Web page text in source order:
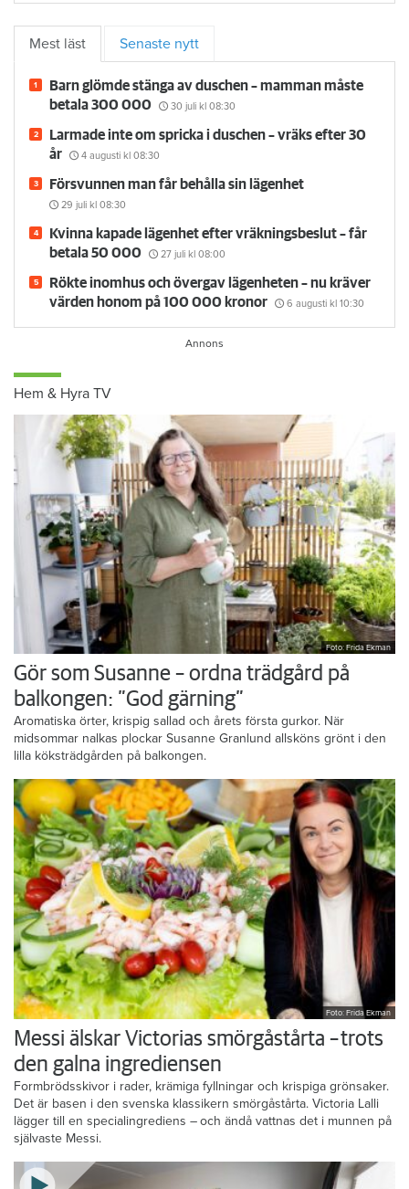
Mest läst Senaste nytt
Barn glömde stänga av duschen – mamman måste
betala 300 000
30 juli kl 08:30
Larmade inte om spricka i duschen – vräks efter 30
år
4 augusti kl 08:30
Försvunnen man får behålla sin lägenhet
29 juli kl 08:30
Kvinna kapade lägenhet efter vräkningsbeslut – får
betala 50 000
27 juli kl 08:00
Rökte inomhus och övergav lägenheten – nu kräver
värden honom på 100 000 kronor
6 augusti kl 10:30
Hem & Hyra TV
Foto: Frida Ekman
Gör som Susanne – ordna trädgård på
balkongen: ”God gärning”
Aromatiska örter, krispig sallad och årets första gurkor. När
midsommar nalkas plockar Susanne Granlund allsköns grönt i den
lilla köksträdgården på balkongen.
Foto: Frida Ekman
Messi älskar Victorias smörgåstårta – trots
den galna ingrediensen
Formbrödsskivor i rader, krämiga fyllningar och krispiga grönsaker.
Det är basen i den svenska klassikern smörgåstårta. Victoria Lalli
lägger till en specialingrediens – och ändå vattnas det i munnen på
självaste Messi.